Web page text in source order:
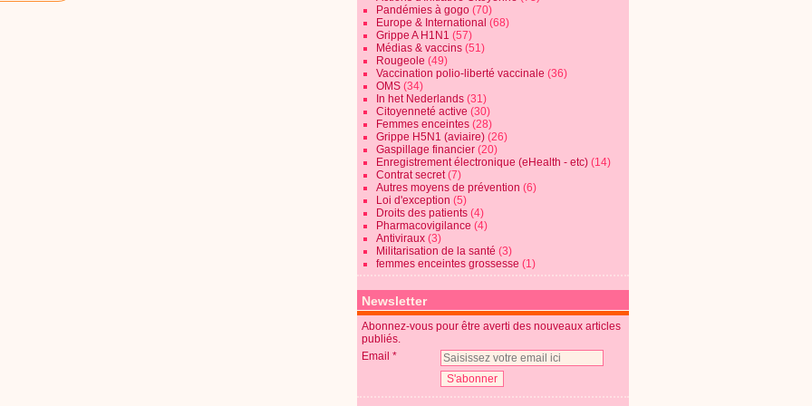
Pandémies à gogo (70)
Europe & International (68)
Grippe A H1N1 (57)
Médias & vaccins (51)
Rougeole (49)
Vaccination polio-liberté vaccinale (36)
OMS (34)
In het Nederlands (31)
Citoyenneté active (30)
Femmes enceintes (28)
Grippe H5N1 (aviaire) (26)
Gaspillage financier (20)
Enregistrement électronique (eHealth - etc) (14)
Contrat secret(7)
Autres moyens de prévention (6)
Loi d'exception (5)
Droits des patients (4)
Pharmacovigilance (4)
Antiviraux (3)
Militarisation de la santé (3)
femmes enceintes grossesse (1)
Newsletter
Abonnez-vous pour être averti des nouveaux articles
publiés.
Email